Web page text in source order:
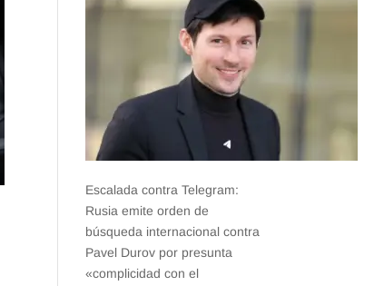
Escalada contra Telegram:
Rusia emite orden de
búsqueda internacional contra
Pavel Durov por presunta
«complicidad con el